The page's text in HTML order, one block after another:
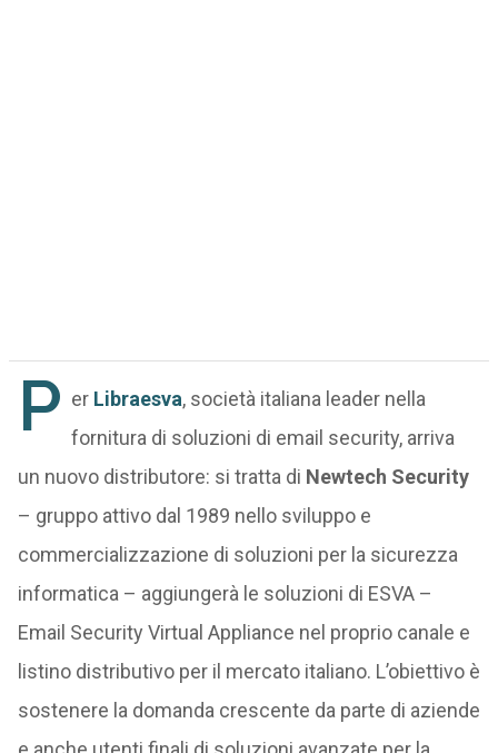
P er Libraesva, società italiana leader nella
fornitura di soluzioni di email security, arriva
un nuovo distributore: si tratta di Newtech Security
– gruppo attivo dal 1989 nello sviluppo e
commercializzazione di soluzioni per la sicurezza
informatica – aggiungerà le soluzioni di ESVA –
Email Security Virtual Appliance nel proprio canale e
listino distributivo per il mercato italiano. L’obiettivo è
sostenere la domanda crescente da parte di aziende